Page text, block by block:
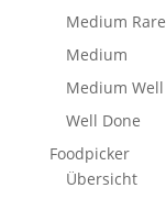
Medium Rare
Medium
Medium Well
Well Done
Foodpicker
Übersicht